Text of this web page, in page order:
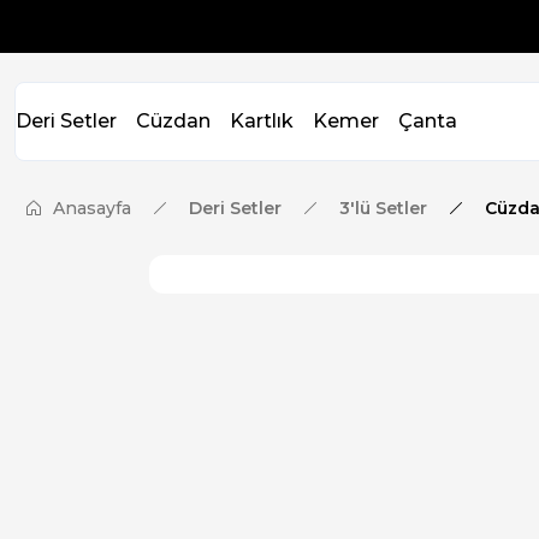
Deri Setler Cüzdan Kartlık Kemer Çanta
Anasayfa Deri Setler 3'lü Setler